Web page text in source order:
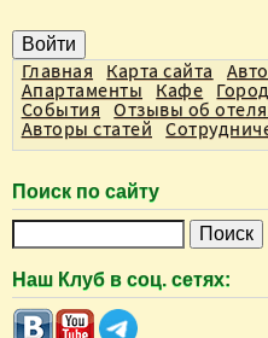
л
а
д
к
и
Главная Карта сайта
Апартаменты
Кафе
События
Отзывы об
Авторы статей
Поиск по сайту
и
с
Наш Клуб в соц. сетях: